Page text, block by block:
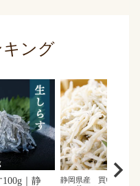
キング
｜静
静岡県産 買い付け後